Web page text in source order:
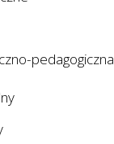
pedagogiczna